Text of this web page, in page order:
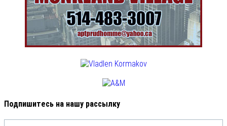
Подпишитесь на нашу рассылку